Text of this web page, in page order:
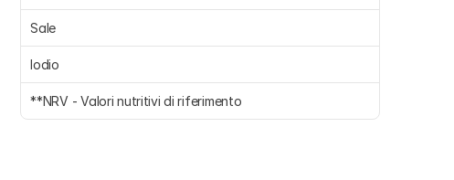
Sale
Iodio
**NRV - Valori nutritivi di riferimento